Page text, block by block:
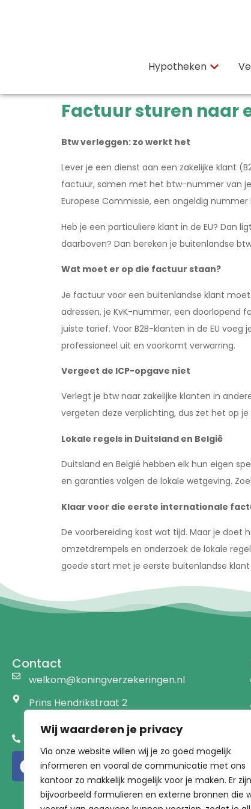
Wij waarderen je privacy
Via onze website willen wij je zo goed mogelijk
informeren en vooral de communicatie met ons
kantoor zo makkelijk mogelijk voor je maken. Er zijn
bijvoorbeeld formulieren en externe bronnen die
Hypotheken
Factuur sturen naar
Btw verleggen: zo werkt het
Lever je een dienst aan een zakelijke klant
factuur, samen met het btw-nummer van
Europese Commissie, een ongeldig
Heb je een particuliere klant in de EU? Dan
daarboven? Dan bereken je buitenlandse
Wat moet er op die factuur staan?
Je factuur voor een buitenlandse klant
adressen, je KvK-nummer, een doorlopend
juiste tarief. Voor B2B-klanten in de EU
professioneel uit en voorkomt verwarring.
Vergeet de ICP-opgave niet
Verlegt je btw naar zakelijke klanten in
vergeten deze verplichting, dus zet het op je
Lokale regels in Duitsland en België
Duitsland en België hebben elk hun eigen
en garanties volgen de lokale wetgeving.
Klaar voor die eerste internationale
De voorbereiding kost wat tijd. Maar je doet
omzetdrempels en onderzoek de lokale
goede start met je eerste buitenlandse
Contact
welkom@koningverzekeringen.nl
Prins Hendrikstraat 2